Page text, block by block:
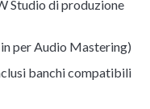
Studio di produzione
per Audio Mastering)
banchi compatibili